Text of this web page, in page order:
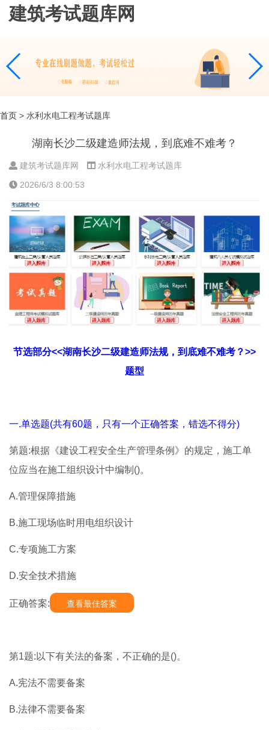
建筑考试题库网
首页 > 水利水电工程考试题库
湖南长沙二级建造师法规，到底难不难考？
建筑考试题库网
水利水电工程考试题库
2026/6/3 8:00:53
节选部分<<湖南长沙二级建造师法规，到底难不难考？>>
题型
一.单选题(共有60题，只有一个正确答案，错选不得分)
第题:根据《建设工程安全生产管理条例》的规定，施工单
位应当在施工组织设计中编制()。
A.管理保障措施
B.施工现场临时用电组织设计
C.专项施工方案
D.安全技术措施
正确答案: 查看最佳答案
第1题:以下有关法的备案，不正确的是()。
A.宪法不需要备案
B.法律不需要备案